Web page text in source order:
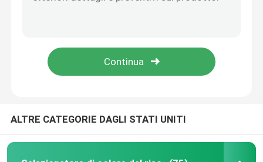
selezionatore di colore dell'anacardio
I chicchi di caffè colorano il selezionatore
Macchina di selezione del grano di 512 canali
ALTRE CATEGORIE DAGLI STATI UNITI